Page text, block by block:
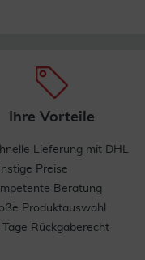
Ihre Vorteile
Lieferung mit DHL
Preise
Beratung
Produktauswahl
Tage Rückgaberecht